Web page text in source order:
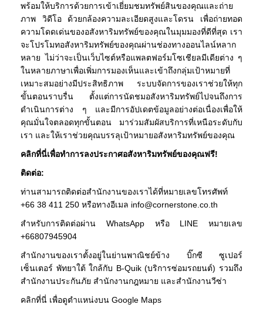
พร้อมให้บริการด้วยการเข้าเยี่ยมชมทรัพย์สินของคุณและถ่าย
ภาพ วิดีโอ ด้วยกล้องความละเอียดสูงและโดรน เพื่อถ่ายทอด
ความโดดเด่นของอสังหาริมทรัพย์ของคุณในมุมมองที่ดีที่สุด เรา
จะโปรโมทอสังหาริมทรัพย์ของคุณผ่านช่องทางออนไลน์หลาก
หลาย ไม่ว่าจะเป็นเว็บไซต์หรือแพลตฟอร์มโซเชียลมีเดียต่าง ๆ
ในหลายภาษาเพื่อเพิ่มการมองเห็นและเข้าถึงกลุ่มเป้าหมายที่
เหมาะสมอย่างมีประสิทธิภาพ ระบบจัดการของเราช่วยให้ทุก
ขั้นตอนราบรื่น ตั้งแต่การนัดชมอสังหาริมทรัพย์ไปจนถึงการ
ดำเนินการต่าง ๆ และมีการอัปเดตข้อมูลอย่างต่อเนื่องเพื่อให้
คุณมั่นใจตลอดทุกขั้นตอน มาร่วมสัมผัสบริการที่เหนือระดับกับ
เรา และให้เราช่วยคุณบรรลุเป้าหมายอสังหาริมทรัพย์ของคุณ
คลิกที่นี่เพื่อทำการลงประกาศอสังหาริมทรัพย์ของคุณฟรี!
ติดต่อ:
ท่านสามารถติดต่อสำนักงานของเราได้ที่หมายเลขโทรศัพท์
+66 38 411 250 หรือทางอีเมล info@cornerstone.co.th
สำหรับการติดต่อผ่าน WhatsApp หรือ LINE หมายเลข
+66807945904
สำนักงานของเราตั้งอยู่ในย่านพาณิชย์ข้าง บิ๊กซี ซูเปอร์
เซ็นเตอร์ พัทยาใต้ ใกล้กับ B-Quik (บริการซ่อมรถยนต์) รวมถึง
สำนักงานประกันภัย สำนักงานกฎหมาย และสำนักงานวีซ่า
คลิกที่นี่ เพื่อดูตำแหน่งบน Google Maps